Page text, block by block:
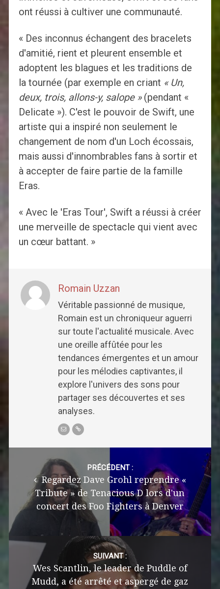
ont réussi à cultiver une communauté.
« Des inconnus échangent des bracelets
d'amitié, rient et pleurent ensemble et
adoptent les blagues et les traditions de
la tournée (par exemple en criant « Un,
deux, trois, allons-y, salope » (pendant «
Delicate »). C'est le pouvoir de Swift, une
artiste qui a inspiré non seulement le
changement de nom d'un Loch écossais,
mais aussi d'innombrables fans à sortir et
à accepter de faire partie de la famille
Eras.
« Avec le 'Eras ​​Tour', Swift a réussi à créer
une merveille de spectacle qui vient avec
un cœur battant. »
Romain Uzzan
Véritable passionné de musique,
Romain est un chroniqueur aguerri
sur toute l'actualité musicale. Avec
une oreille affûtée pour les
tendances émergentes et un amour
pour les mélodies captivantes, il
explore l'univers des sons pour
partager ses découvertes et ses
analyses.
navigation
PRÉCÉDENT :
Regardez Dave Grohl reprendre «
Tribute » de Tenacious D lors d'un
concert des Foo Fighters à Denver
SUIVANT :
Wes Scantlin, le leader de Puddle of
Mudd, a été arrêté et aspergé de gaz